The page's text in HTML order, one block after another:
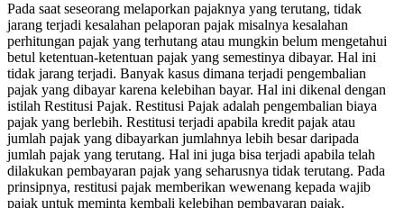
Pada saat seseorang melaporkan pajaknya yang terutang, tidak
jarang terjadi kesalahan pelaporan pajak misalnya kesalahan
perhitungan pajak yang terhutang atau mungkin belum mengetahui
betul ketentuan-ketentuan pajak yang semestinya dibayar. Hal ini
tidak jarang terjadi. Banyak kasus dimana terjadi pengembalian
pajak yang dibayar karena kelebihan bayar. Hal ini dikenal dengan
istilah Restitusi Pajak. Restitusi Pajak adalah pengembalian biaya
pajak yang berlebih. Restitusi terjadi apabila kredit pajak atau
jumlah pajak yang dibayarkan jumlahnya lebih besar daripada
jumlah pajak yang terutang. Hal ini juga bisa terjadi apabila telah
dilakukan pembayaran pajak yang seharusnya tidak terutang. Pada
prinsipnya, restitusi pajak memberikan wewenang kepada wajib
pajak untuk meminta kembali kelebihan pembayaran pajak.